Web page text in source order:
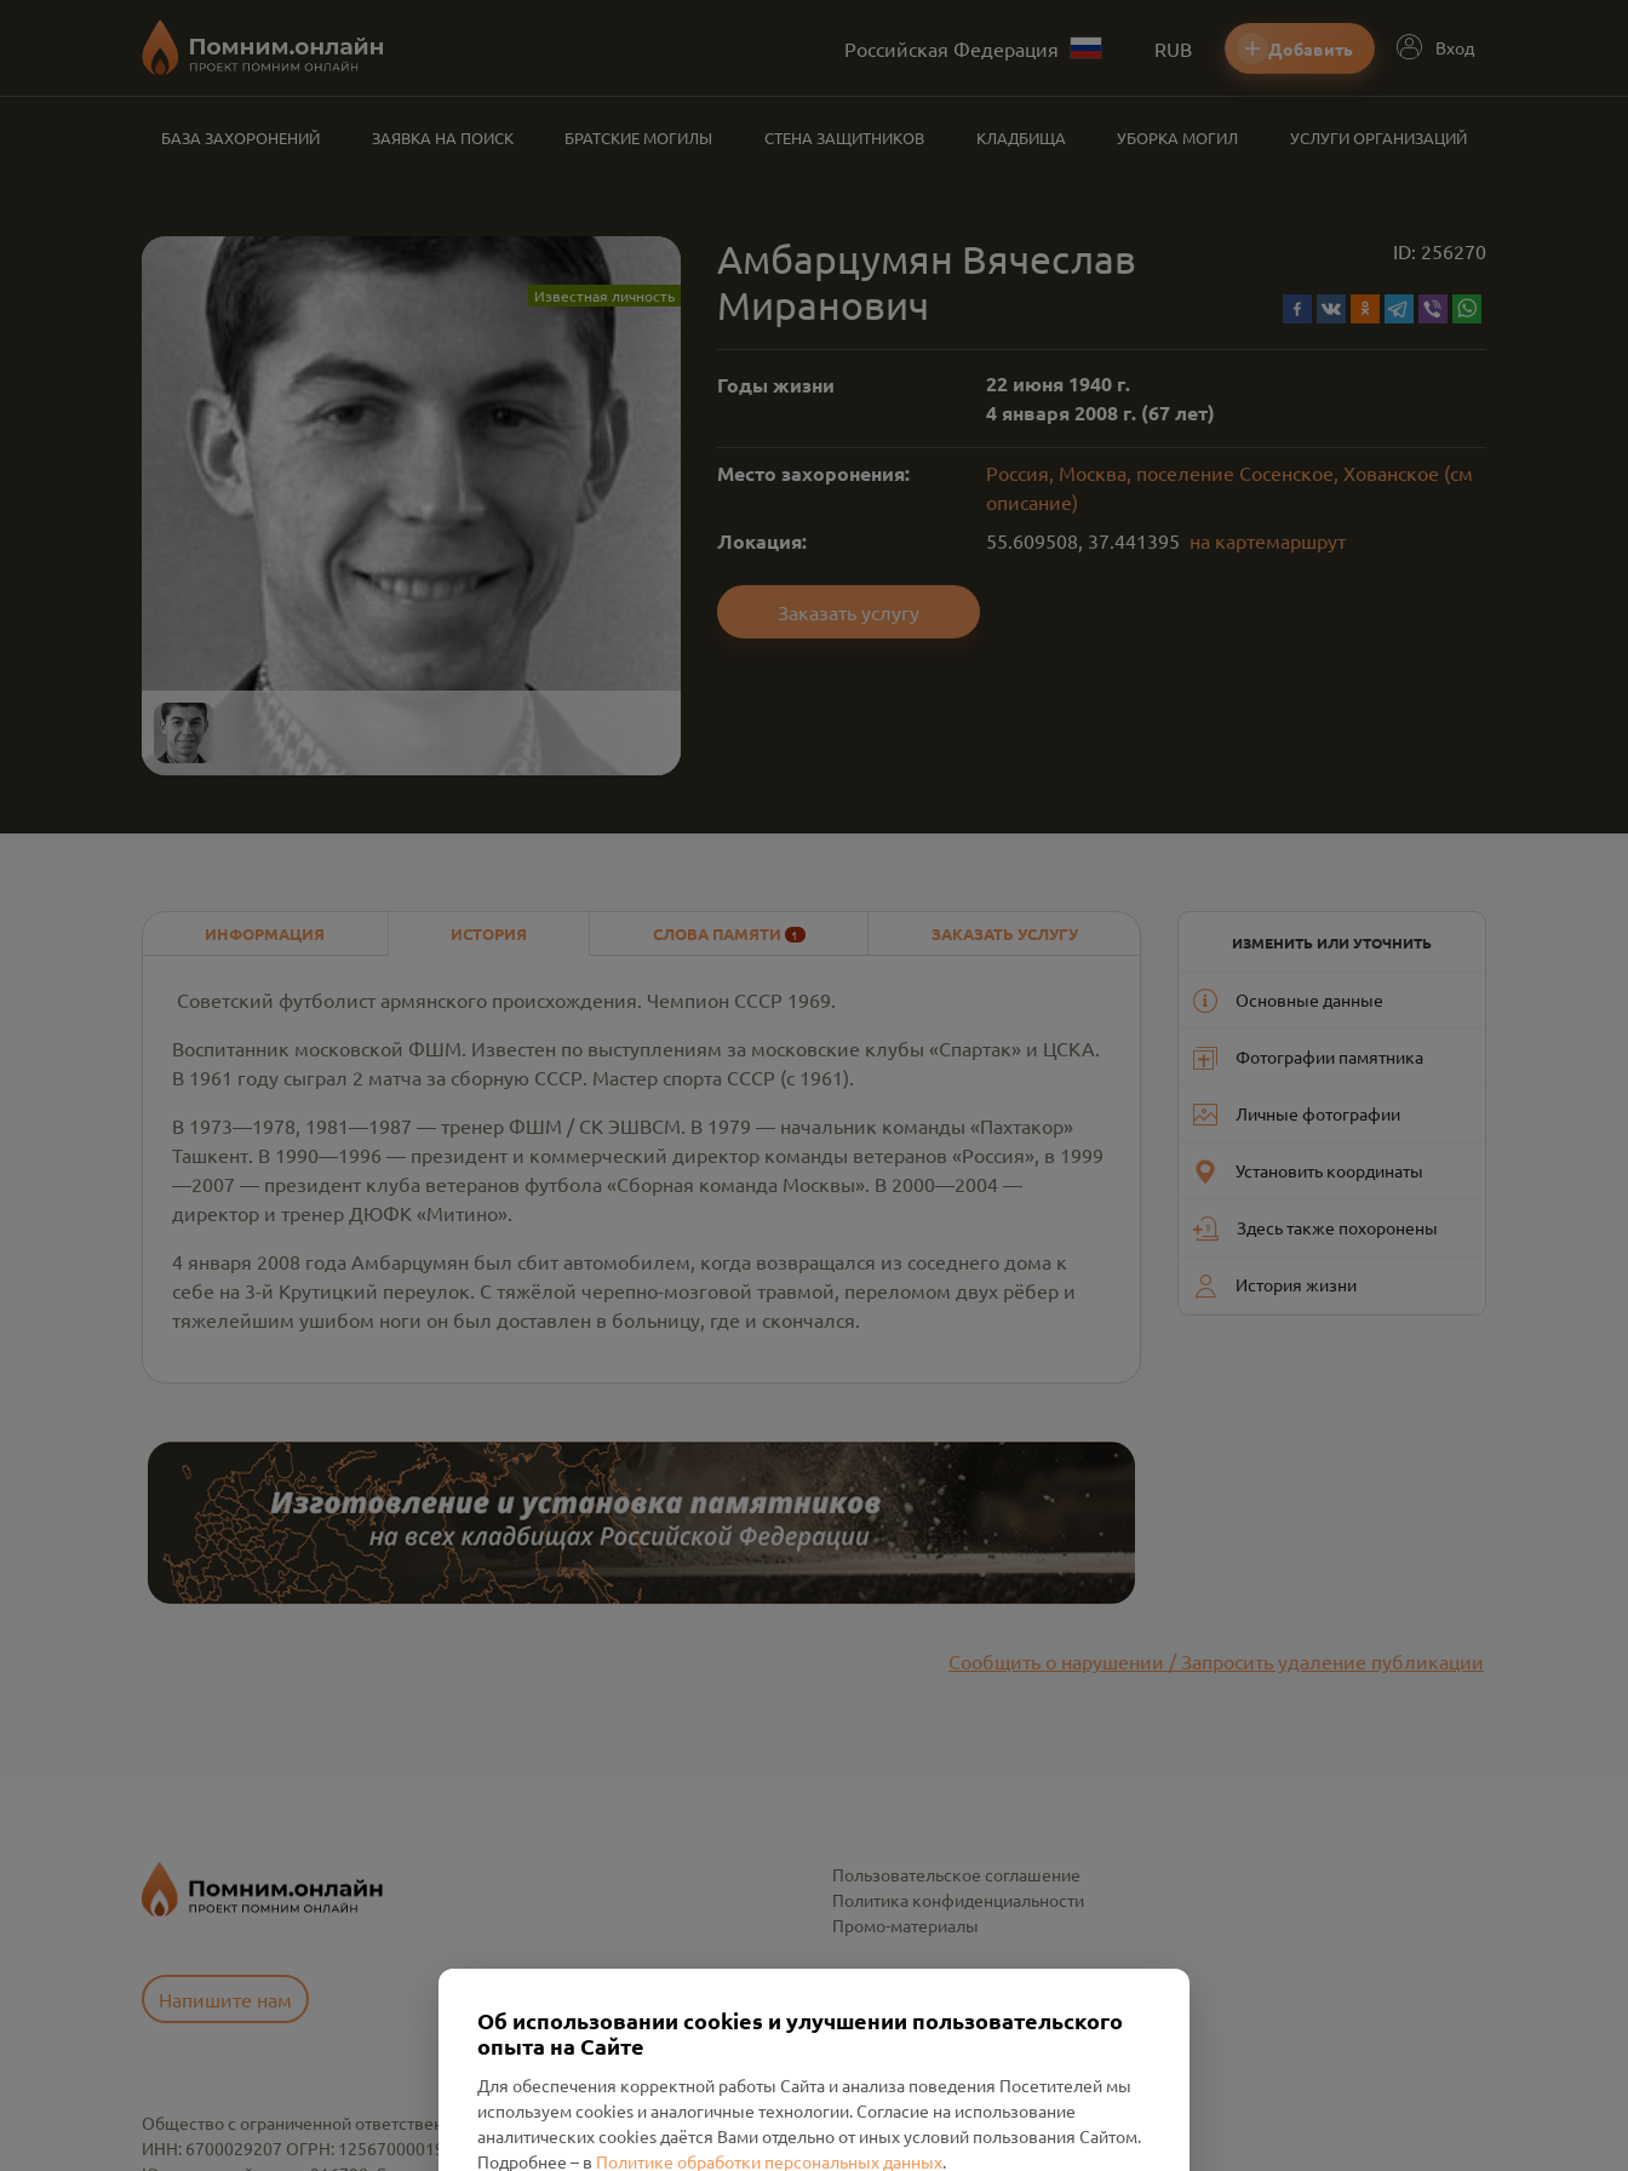
Российская Федерация RUB Добавить Вход
БАЗА ЗАХОРОНЕНИЙ ЗАЯВКА НА ПОИСК БРАТСКИЕ МОГИЛЫ СТЕНА ЗАЩИТНИКОВ КЛАДБИЩА УБОРКА МОГИЛ УСЛУГИ ОРГАНИЗАЦИЙ
Известная личность
Амбарцумян Вячеслав
Миранович
ID: 256270
Годы жизни
22 июня 1940 г.
4 января 2008 г. (67 лет)
Место захоронения:
Россия, Москва, поселение Сосенское, Хованское (см
описание)
Локация: 55.609508, 37.441395 на картемаршрут
Заказать услугу
ИНФОРМАЦИЯ ИСТОРИЯ СЛОВА ПАМЯТИ 1 ЗАКАЗАТЬ УСЛУГУ
Советский футболист армянского происхождения. Чемпион СССР 1969.
Воспитанник московской ФШМ. Известен по выступлениям за московские клубы «Спартак» и ЦСКА.
В 1961 году сыграл 2 матча за сборную СССР. Мастер спорта СССР (с 1961).
В 1973—1978, 1981—1987 — тренер ФШМ / СК ЭШВСМ. В 1979 — начальник команды «Пахтакор»
Ташкент. В 1990—1996 — президент и коммерческий директор команды ветеранов «Россия», в 1999
—2007 — президент клуба ветеранов футбола «Сборная команда Москвы». В 2000—2004 —
директор и тренер ДЮФК «Митино».
4 января 2008 года Амбарцумян был сбит автомобилем, когда возвращался из соседнего дома к
себе на 3-й Крутицкий переулок. C тяжёлой черепно-мозговой травмой, переломом двух рёбер и
тяжелейшим ушибом ноги он был доставлен в больницу, где и скончался.
ИЗМЕНИТЬ ИЛИ УТОЧНИТЬ
Основные данные
Фотографии памятника
Личные фотографии
Установить координаты
Здесь также похоронены
История жизни
Сообщить о нарушении / Запросить удаление публикации
Напишите нам
Пользовательское соглашение
Политика конфиденциальности
Промо-материалы
Общество с ограниченной ответственностью «Смоленский Проект Помним»
ИНН: 6700029207 ОГРН: 1256700001986
Об использовании cookies и улучшении пользовательского
опыта на Сайте
Для обеспечения корректной работы Сайта и анализа поведения Посетителей мы
используем cookies и аналогичные технологии. Согласие на использование
аналитических cookies даётся Вами отдельно от иных условий пользования Сайтом.
Подробнее – в Политике обработки персональных данных.